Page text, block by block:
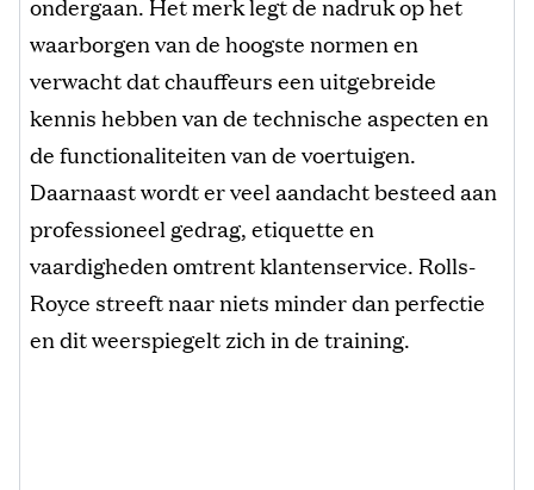
waarborgen van de hoogste normen en
verwacht dat chauffeurs een uitgebreide
kennis hebben van de technische aspecten en
de functionaliteiten van de voertuigen.
Daarnaast wordt er veel aandacht besteed aan
professioneel gedrag, etiquette en
vaardigheden omtrent klantenservice. Rolls-
Royce streeft naar niets minder dan perfectie
en dit weerspiegelt zich in de training.